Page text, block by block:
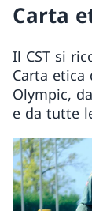
Carta
Il CST si
Carta etica
Olympic,
e da tutte